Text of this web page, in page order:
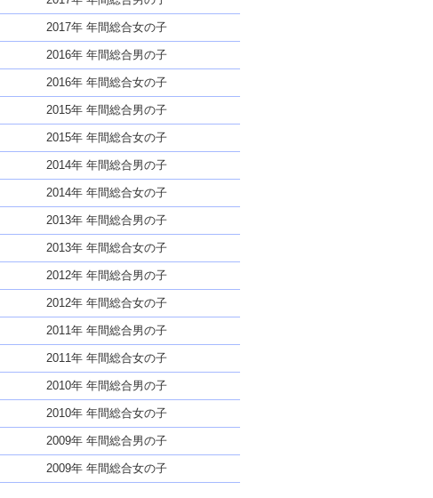
2017年 年間総合女の子
2016年 年間総合男の子
2016年 年間総合女の子
2015年 年間総合男の子
2015年 年間総合女の子
2014年 年間総合男の子
2014年 年間総合女の子
2013年 年間総合男の子
2013年 年間総合女の子
2012年 年間総合男の子
2012年 年間総合女の子
2011年 年間総合男の子
2011年 年間総合女の子
2010年 年間総合男の子
2010年 年間総合女の子
2009年 年間総合男の子
2009年 年間総合女の子